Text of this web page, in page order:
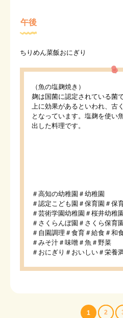
午後
ちりめん菜飯おにぎり
（魚の塩麹焼き
麹は国菌に認定されている菌
上に効果があるといわれ、古
となっています。塩麹を使い
出した料理です。
＃高知の幼稚園＃幼稚園
＃認定こども園＃保育園＃保
＃芸術学園幼稚園＃桜井幼稚園
＃さくらんぼ園＃さくら保育園
＃自園調理＃食育＃給食＃和
＃みそ汁＃味噌＃魚＃野菜
＃おにぎり＃おいしい＃栄養
1 2